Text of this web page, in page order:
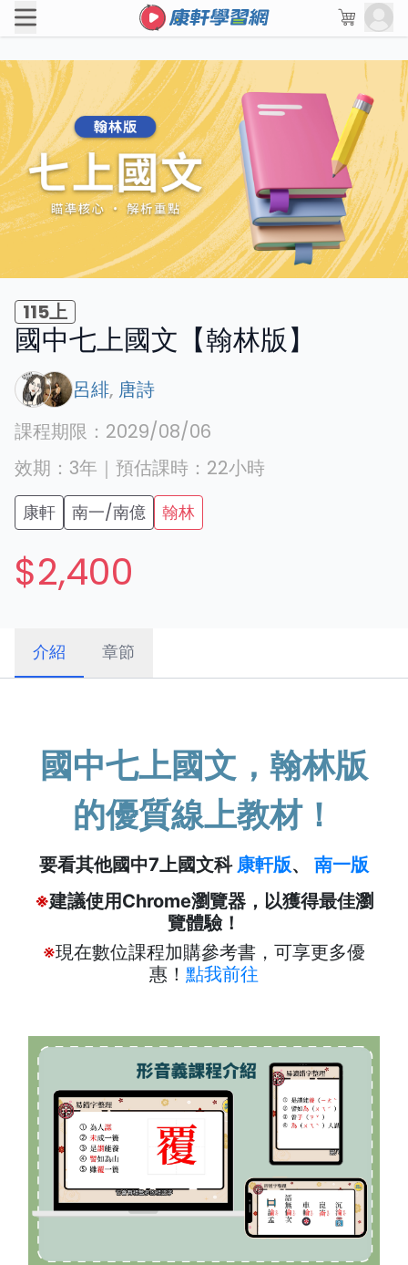
115上
國中七上國文【翰林版】
呂緋, 唐詩
課程期限： 2029/08/06
效期： 3年 ｜ 預估課時： 22小時
康軒 南一/南億 翰林
$2,400
介紹 章節
國中七上國文，翰林版
的優質線上教材！
要看其他國中7上國文科 康軒版、 南一版
※建議使用Chrome瀏覽器，以獲得最佳瀏
覽體驗！
※現在數位課程加購參考書，可享更多優
惠！ 點我前往